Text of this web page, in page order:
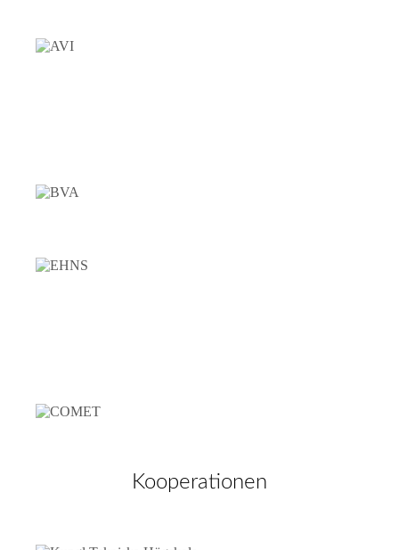
Kooperationen